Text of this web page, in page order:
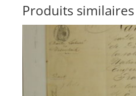
Produits similaires